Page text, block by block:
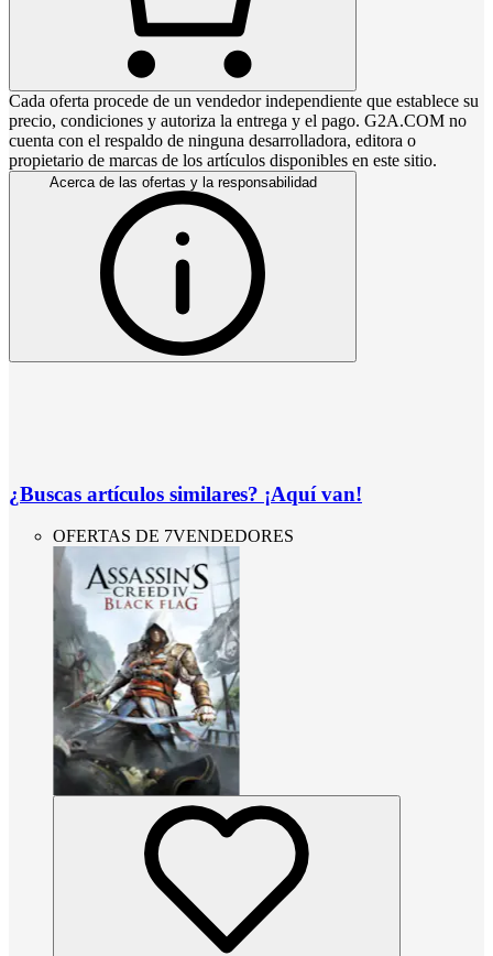
Cada oferta procede de un vendedor independiente que establece su
precio, condiciones y autoriza la entrega y el pago. G2A.COM no
cuenta con el respaldo de ninguna desarrolladora, editora o
propietario de marcas de los artículos disponibles en este sitio.
Acerca de las ofertas y la responsabilidad
¿Buscas artículos similares? ¡Aquí van!
OFERTAS DE 7VENDEDORES